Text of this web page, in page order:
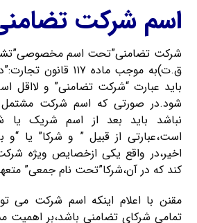
اسم شرکت
ق.ت)به موجب ماده ۱۱۷
باید عبارت “شرکت تضامنی” و لااقل
شود.در صورتی که اسم شرکت مشتمل
نباشد باید بعد از اسم شریک یا
است،عبارتی از قبیل ” و شرکا” یا “و
اخیر،در واقع یکی ازخصایص ویژه
کند که در آن،شرکا”تحت نام جمعی”
مقنن با اعلام اینکه اسم شرکت می
تمامی شرکای تضامنی باشد،بر